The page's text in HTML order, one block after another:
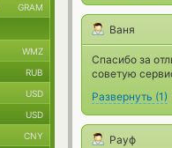
Ваня
Спасибо за
советую
Развернуть (1)
Рауф
GRAM
WMZ
RUB
USD
USD
CNY